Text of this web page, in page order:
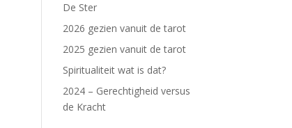
De Ster
2026 gezien vanuit de tarot
2025 gezien vanuit de tarot
Spiritualiteit wat is dat?
2024 – Gerechtigheid versus
de Kracht